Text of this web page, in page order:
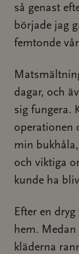
så genast
började jag
femtonde
dagar, och
sig fungera.
operationen
min
och viktiga
kunde ha
Efter en
hem.
kläderna